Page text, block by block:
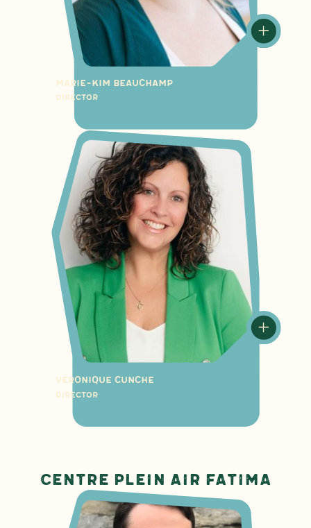
Marie-Kim Beauchamp
Director
Véronique Cunche
Director
Centre plein air Fatima